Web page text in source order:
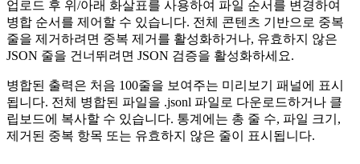
업로드 후 위/아래 화살표를 사용하여 파일 순서를 변경하여
병합 순서를 제어할 수 있습니다. 전체 콘텐츠 기반으로 중복
줄을 제거하려면 중복 제거를 활성화하거나, 유효하지 않은
JSON 줄을 건너뛰려면 JSON 검증을 활성화하세요.
병합된 출력은 처음 100줄을 보여주는 미리보기 패널에 표시
됩니다. 전체 병합된 파일을 .jsonl 파일로 다운로드하거나 클
립보드에 복사할 수 있습니다. 통계에는 총 줄 수, 파일 크기,
제거된 중복 항목 또는 유효하지 않은 줄이 표시됩니다.